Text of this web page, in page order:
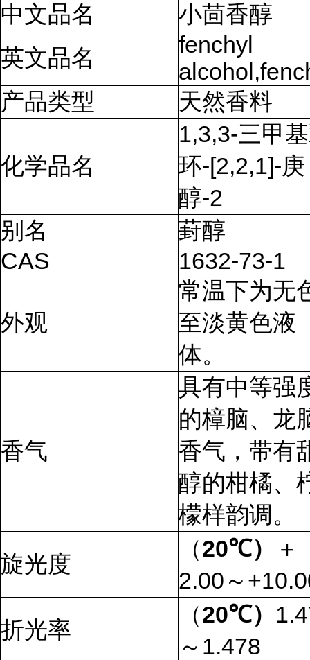
中文品名
小茴香醇
英文品名
fenchyl
产品类型
天然香料
化学品名
1,3,3-三甲
环-[2,2,1]-庚
醇-2
别名
葑醇
CAS
1632-73-1
外观
常温下为无
至淡黄色液
体。
香气
具有中等强
的樟脑、龙
香气，带有
醇的柑橘、
檬样韵调。
旋光度
（20℃）
＋
2.00～
折光率
（20℃）
～1.478